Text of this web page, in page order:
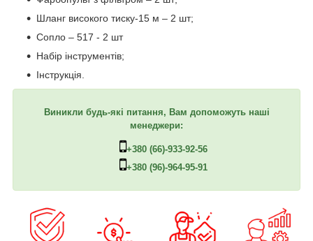
Шланг високого тиску-15 м – 2 шт;
Сопло – 517 - 2 шт
Набір інструментів;
Інструкція.
Виникли будь-які питання, Вам допоможуть наші
менеджери:
+380 (66)-933-92-56
+380 (96)-964-95-91